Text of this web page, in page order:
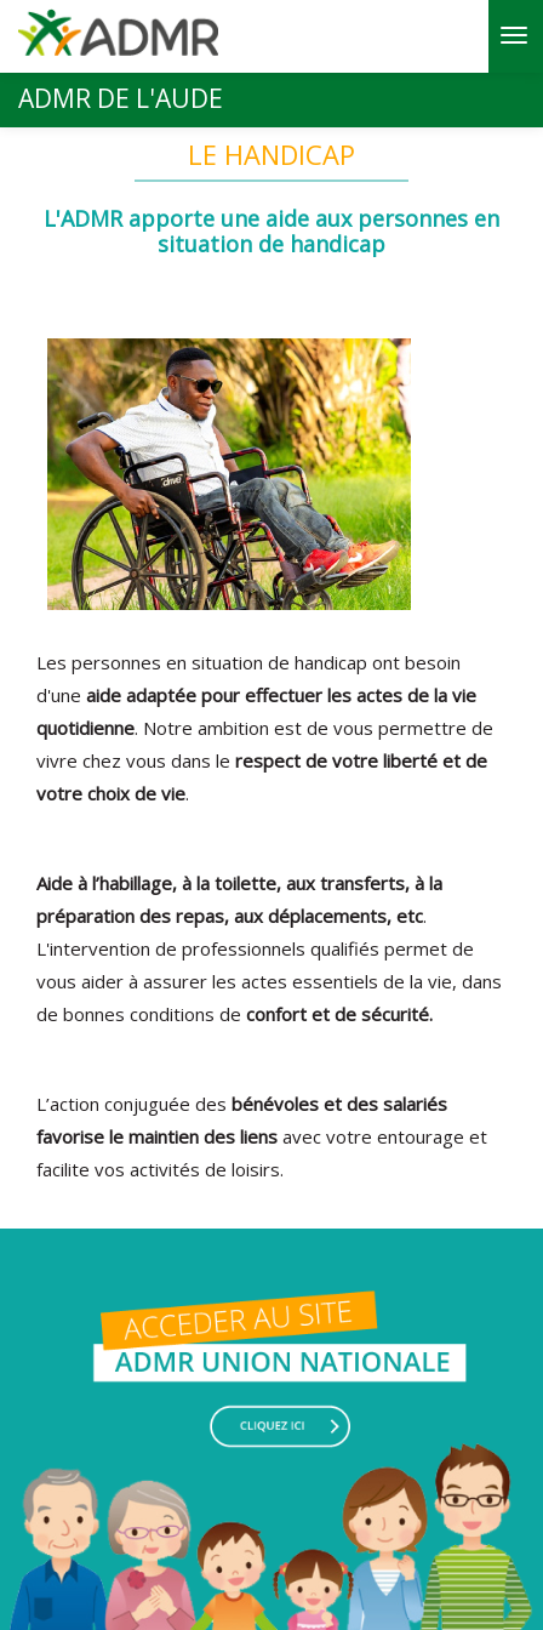
Aller au contenu principal
ADMR DE L'AUDE
LE HANDICAP
L'ADMR apporte une aide aux personnes en
situation de handicap
Les personnes en situation de handicap ont besoin
d'une aide adaptée pour effectuer les actes de la vie
quotidienne. Notre ambition est de vous permettre de
vivre chez vous dans le respect de votre liberté et de
votre choix de vie.
Aide à l’habillage, à la toilette, aux transferts, à la
préparation des repas, aux déplacements, etc.
L'intervention de professionnels qualifiés permet de
vous aider à assurer les actes essentiels de la vie, dans
de bonnes conditions de confort et de sécurité.
L’action conjuguée des bénévoles et des salariés
favorise le maintien des liens avec votre entourage et
facilite vos activités de loisirs.